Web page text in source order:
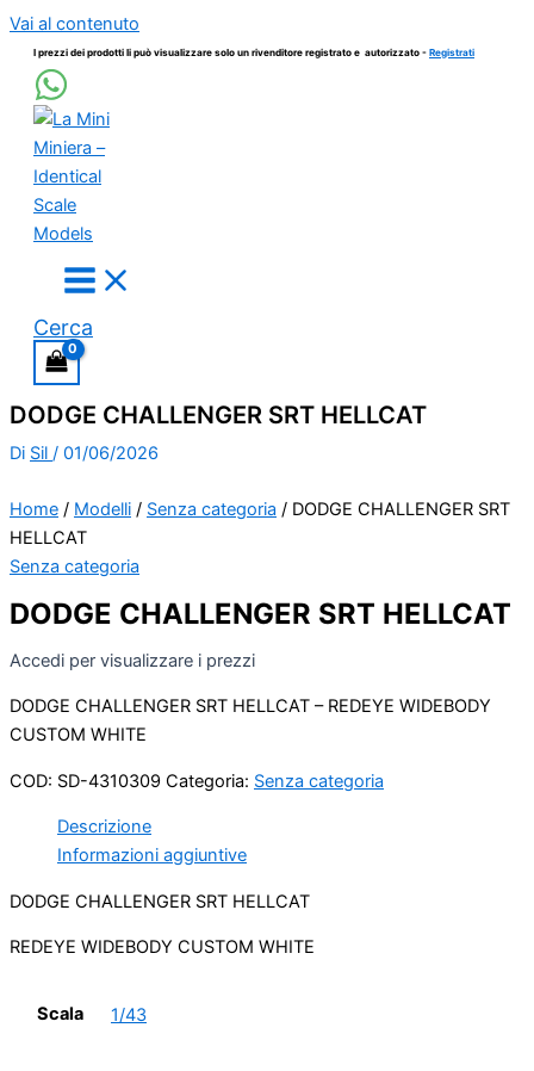
Vai al contenuto
I prezzi dei prodotti li può visualizzare solo un rivenditore registrato e autorizzato - Registrati
Cerca
DODGE CHALLENGER SRT HELLCAT
Di Sil / 01/06/2026
Home / Modelli / Senza categoria / DODGE CHALLENGER SRT
HELLCAT
Senza categoria
DODGE CHALLENGER SRT HELLCAT
Accedi per visualizzare i prezzi
DODGE CHALLENGER SRT HELLCAT – REDEYE WIDEBODY
CUSTOM WHITE
COD: SD-4310309 Categoria: Senza categoria
Descrizione
Informazioni aggiuntive
DODGE CHALLENGER SRT HELLCAT
REDEYE WIDEBODY CUSTOM WHITE
Scala 1/43